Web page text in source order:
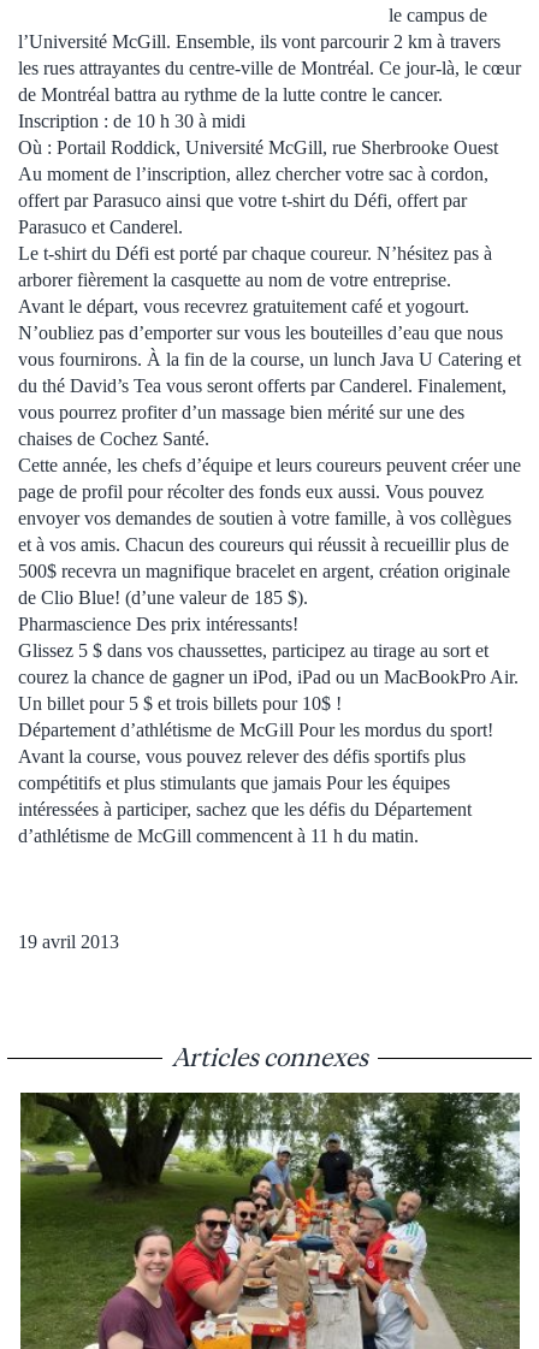
le campus de
l’Université McGill. Ensemble, ils vont parcourir 2 km à travers
les rues attrayantes du centre-ville de Montréal. Ce jour-là, le cœur
de Montréal battra au rythme de la lutte contre le cancer.
Inscription : de 10 h 30 à midi
Où : Portail Roddick, Université McGill, rue Sherbrooke Ouest
Au moment de l’inscription, allez chercher votre sac à cordon,
offert par Parasuco ainsi que votre t-shirt du Défi, offert par
Parasuco et Canderel.
Le t-shirt du Défi est porté par chaque coureur. N’hésitez pas à
arborer fièrement la casquette au nom de votre entreprise.
Avant le départ, vous recevrez gratuitement café et yogourt.
N’oubliez pas d’emporter sur vous les bouteilles d’eau que nous
vous fournirons. À la fin de la course, un lunch Java U Catering et
du thé David’s Tea vous seront offerts par Canderel. Finalement,
vous pourrez profiter d’un massage bien mérité sur une des
chaises de Cochez Santé.
Cette année, les chefs d’équipe et leurs coureurs peuvent créer une
page de profil pour récolter des fonds eux aussi. Vous pouvez
envoyer vos demandes de soutien à votre famille, à vos collègues
et à vos amis. Chacun des coureurs qui réussit à recueillir plus de
500$ recevra un magnifique bracelet en argent, création originale
de Clio Blue! (d’une valeur de 185 $).
Pharmascience Des prix intéressants!
Glissez 5 $ dans vos chaussettes, participez au tirage au sort et
courez la chance de gagner un iPod, iPad ou un MacBookPro Air.
Un billet pour 5 $ et trois billets pour 10$ !
Département d’athlétisme de McGill Pour les mordus du sport!
Avant la course, vous pouvez relever des défis sportifs plus
compétitifs et plus stimulants que jamais Pour les équipes
intéressées à participer, sachez que les défis du Département
d’athlétisme de McGill commencent à 11 h du matin.
19 avril 2013
Articles connexes